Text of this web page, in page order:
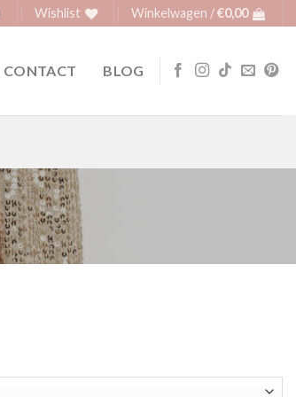
Wishlist Winkelwagen /€0,00
CONTACT BLOG